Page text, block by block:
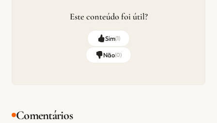
Este conteúdo foi útil?
Sim(1)
Não(0)
Comentários